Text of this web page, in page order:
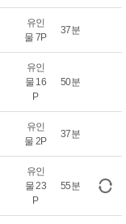
유인
물 7P
37분
유인
물 16
P
50분
유인
물 2P
37분
유인
물 23
P
55분